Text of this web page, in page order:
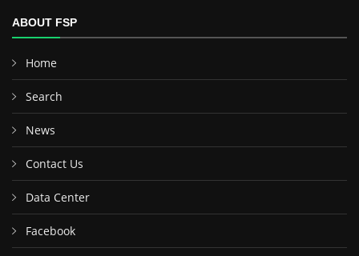
ABOUT FSP
Home
Search
News
Contact Us
Data Center
Facebook